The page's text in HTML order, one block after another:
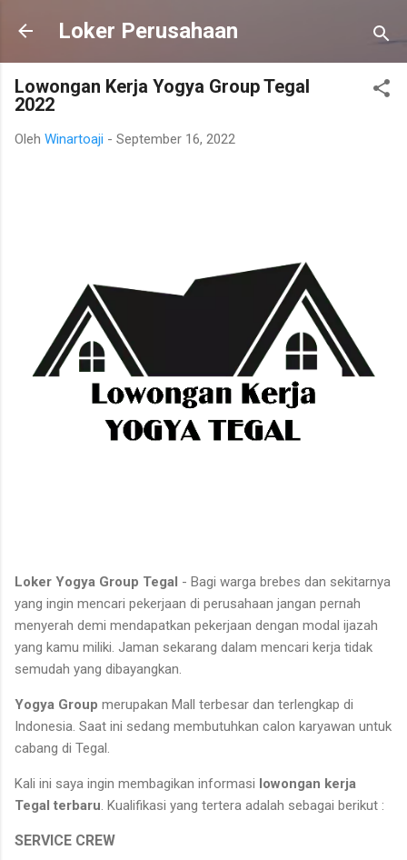
Langsung ke konten utama
Loker Perusahaan
Lowongan Kerja Yogya Group Tegal
2022
Oleh Winartoaji - September 16, 2022
Loker Yogya Group Tegal - Bagi warga brebes dan sekitarnya
yang ingin mencari pekerjaan di perusahaan jangan pernah
menyerah demi mendapatkan pekerjaan dengan modal ijazah
yang kamu miliki. Jaman sekarang dalam mencari kerja tidak
semudah yang dibayangkan.
Yogya Group merupakan Mall terbesar dan terlengkap di
Indonesia. Saat ini sedang membutuhkan calon karyawan untuk
cabang di Tegal.
Kali ini saya ingin membagikan informasi lowongan kerja
Tegal terbaru . Kualifikasi yang tertera adalah sebagai berikut :
SERVICE CREW